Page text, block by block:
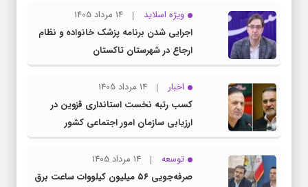
ویژه اسلاید
14 مرداد 1405
اجرایی شدن برنامه پزشک خانواده و نظام
ارجاع در شهرستان تاکستان
اخبار
14 مرداد 1405
کسب رتبه نخست استانداری قزوین در
ارزیابی سازمان امور اجتماعی کشور
توسعه
14 مرداد 1405
صرفه‌جویی ۵۶ میلیون کیلووات‌ ساعت برق